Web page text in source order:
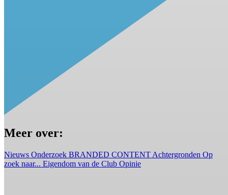
Meer over:
Nieuws Onderzoek BRANDED CONTENT Achtergronden Op
zoek naar... Eigendom van de Club Opinie